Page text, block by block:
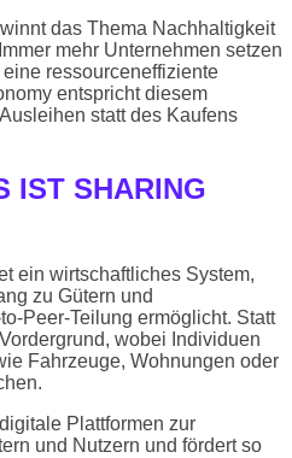
das Thema Nachhaltigkeit
mehr Unternehmen setzen
ressourceneffiziente
entspricht diesem
statt des Kaufens
IST SHARING
ein wirtschaftliches System,
zu Gütern und
Peer-Teilung ermöglicht. Statt
wobei Individuen
Fahrzeuge, Wohnungen oder
Plattformen zur
und Nutzern und fördert so